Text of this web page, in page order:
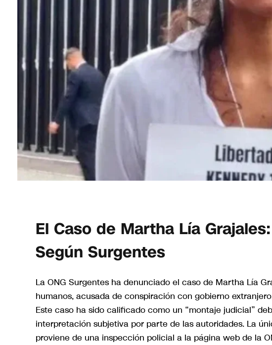
El Caso de Martha Lía
Según Surgentes
La ONG Surgentes ha denunciado el caso de Martha Lía
humanos, acusada de conspiración con gobierno
Este caso ha sido calificado como un “montaje judicial”
interpretación subjetiva por parte de las autoridades. La
proviene de una inspección policial a la página web de la